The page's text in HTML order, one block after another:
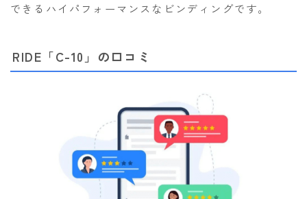
できるハイパフォーマンスなビンディングです。
RIDE「C-10」の口コミ